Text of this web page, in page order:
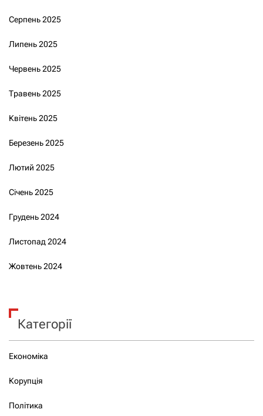
Серпень 2025
Липень 2025
Червень 2025
Травень 2025
Квітень 2025
Березень 2025
Лютий 2025
Січень 2025
Грудень 2024
Листопад 2024
Жовтень 2024
Категорії
Економіка
Корупція
Політика